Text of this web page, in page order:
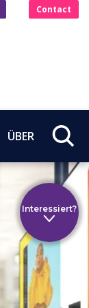
Contact
ÜBER
Interessiert?